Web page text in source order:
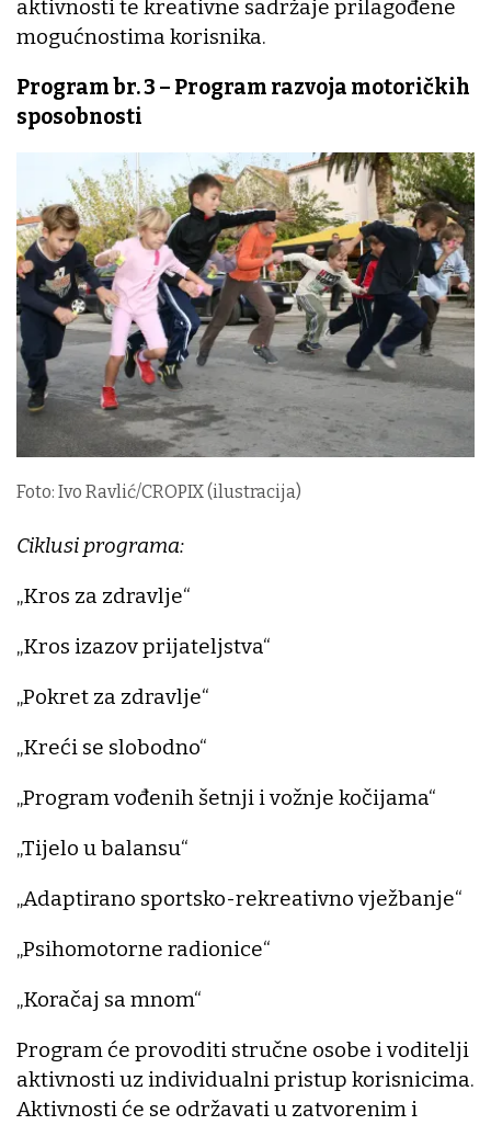
aktivnosti te kreativne sadržaje prilagođene
mogućnostima korisnika.
Program br. 3 – Program razvoja motoričkih
sposobnosti
Foto: Ivo Ravlić/CROPIX (ilustracija)
Ciklusi programa:
„Kros za zdravlje“
„Kros izazov prijateljstva“
„Pokret za zdravlje“
„Kreći se slobodno“
„Program vođenih šetnji i vožnje kočijama“
„Tijelo u balansu“
„Adaptirano sportsko-rekreativno vježbanje“
„Psihomotorne radionice“
„Koračaj sa mnom“
Program će provoditi stručne osobe i voditelji
aktivnosti uz individualni pristup korisnicima.
Aktivnosti će se održavati u zatvorenim i